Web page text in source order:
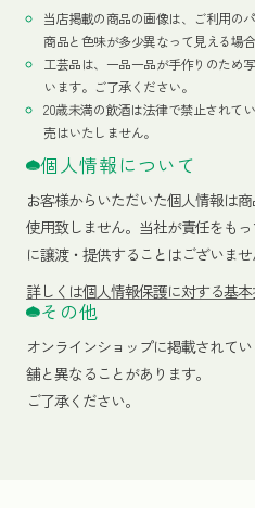
当店掲載の商品の画像は、ご利用の
商品と色味が多少異なって見える場
工芸品は、一品一品が手作りのため
います。ご了承ください。
20歳未満の飲酒は法律で禁止されて
売はいたしません。
個人情報について
お客様からいただいた個人情報は
使用致しません。当社が責任をも
に譲渡・提供することはございませ
詳しくは個人情報保護に対する基本
その他
オンラインショップに掲載されて
舗と異なることがあります。
ご了承ください。